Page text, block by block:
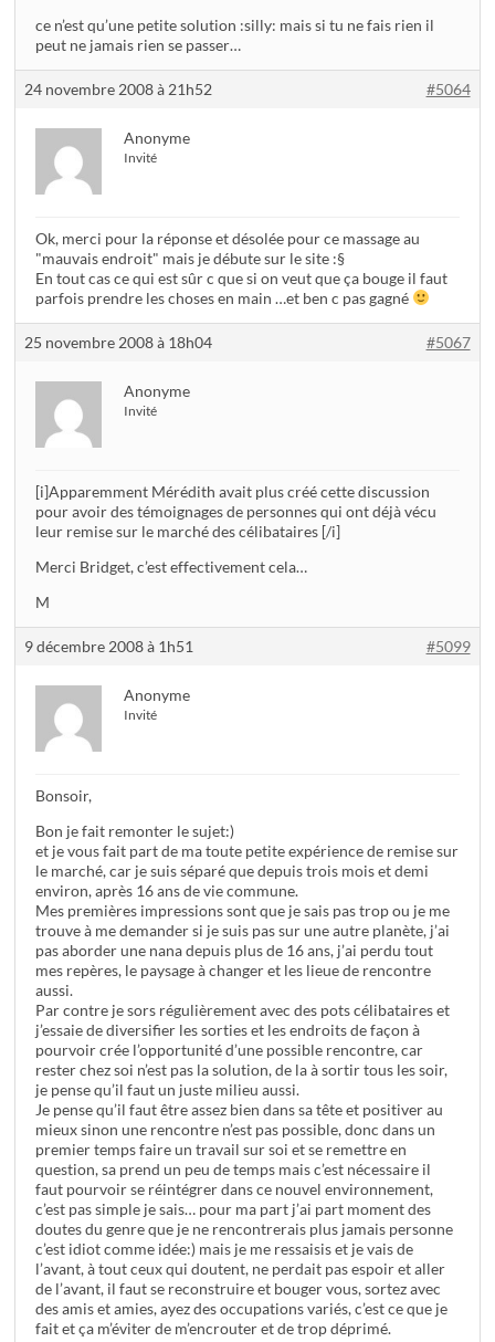
ce n’est qu’une petite solution :silly: mais si tu ne fais rien il
peut ne jamais rien se passer…
24 novembre 2008 à 21h52 #5064
Anonyme
Invité
Ok, merci pour la réponse et désolée pour ce massage au
"mauvais endroit" mais je débute sur le site :§
En tout cas ce qui est sûr c que si on veut que ça bouge il faut
parfois prendre les choses en main …et ben c pas gagné
25 novembre 2008 à 18h04 #5067
Anonyme
Invité
[i]Apparemment Mérédith avait plus créé cette discussion
pour avoir des témoignages de personnes qui ont déjà vécu
leur remise sur le marché des célibataires [/i]
Merci Bridget, c’est effectivement cela…
M
9 décembre 2008 à 1h51 #5099
Anonyme
Invité
Bonsoir,
Bon je fait remonter le sujet:)
et je vous fait part de ma toute petite expérience de remise sur
le marché, car je suis séparé que depuis trois mois et demi
environ, après 16 ans de vie commune.
Mes premières impressions sont que je sais pas trop ou je me
trouve à me demander si je suis pas sur une autre planète, j’ai
pas aborder une nana depuis plus de 16 ans, j’ai perdu tout
mes repères, le paysage à changer et les lieue de rencontre
aussi.
Par contre je sors régulièrement avec des pots célibataires et
j’essaie de diversifier les sorties et les endroits de façon à
pourvoir crée l’opportunité d’une possible rencontre, car
rester chez soi n’est pas la solution, de la à sortir tous les soir,
je pense qu’il faut un juste milieu aussi.
Je pense qu’il faut être assez bien dans sa tête et positiver au
mieux sinon une rencontre n’est pas possible, donc dans un
premier temps faire un travail sur soi et se remettre en
question, sa prend un peu de temps mais c’est nécessaire il
faut pourvoir se réintégrer dans ce nouvel environnement,
c’est pas simple je sais… pour ma part j’ai part moment des
doutes du genre que je ne rencontrerais plus jamais personne
c’est idiot comme idée:) mais je me ressaisis et je vais de
l’avant, à tout ceux qui doutent, ne perdait pas espoir et aller
de l’avant, il faut se reconstruire et bouger vous, sortez avec
des amis et amies, ayez des occupations variés, c’est ce que je
fait et ça m’éviter de m’encrouter et de trop déprimé.